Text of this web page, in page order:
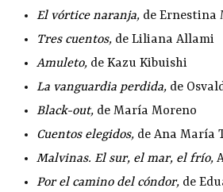
El vórtice naranja, de Ernestina
Tres cuentos, de Liliana Allami
Amuleto, de Kazu Kibuishi
La vanguardia perdida, de
Black-out,de María Moreno
Cuentos elegidos, de Ana María
Malvinas. El sur, el mar, el frío,
Por el camino del cóndor, de